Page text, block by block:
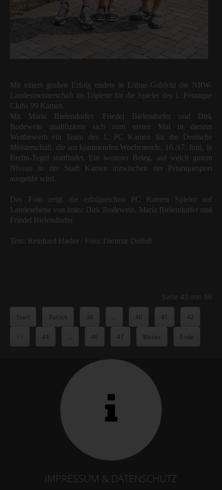
Mit einem großen Erfolg endete in Löhne-Gohfeld die NRW-
Landesmeisterschaft im Triplette für die Spieler des 1. Pétanque
Clubs 99 Kamen.
Mit Maria Bielendorfer, Friedel Bielendorfer und Dirk
Bodewein qualifizierte sich zum ersten Mal in diesem
Wettbewerb ein Team des 1. PC Kamen für die Deutsche
Meisterschaft, die am kommenden Wochenende, 16./17. Juni, in
Berlin-Tegel stattfindet. Ein weiterer Beleg, auf welch gutem
Niveau in der Stadt Kamen inzwischen der Pétanquesport
ausgeübt wird.
Das Foto zeigt die erfolgreichen PC Kamen Spieler auf
Landesebene von links: Dirk Bodewein, Maria Bielendorfer und
Friedel Bielendorfer
Text: Reinhard Hasler / Foto: Dietmar Deifuß
Seite 43 von 66
Start Zurück 38 ... 40 41 42
43 44 ... 46 47 Weiter Ende
IMPRESSUM & DATENSCHUTZ